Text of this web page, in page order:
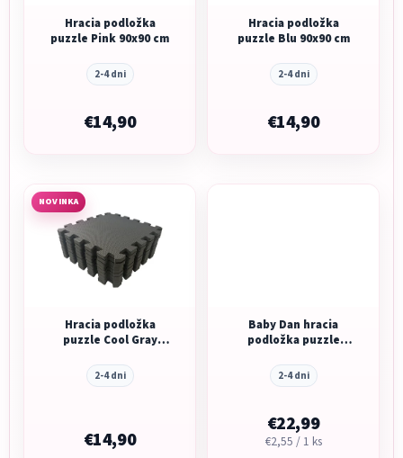
Hracia podložka
puzzle Pink 90x90 cm
2-4 dni
€14,90
Hracia podložka
puzzle Blu 90x90 cm
2-4 dni
€14,90
NOVINKA
Hracia podložka
puzzle Cool Gray
2-4 dni
€14,90
Baby Dan hracia
podložka puzzle
2-4 dni
€22,99
Jednotková
€2,55 / 1 ks